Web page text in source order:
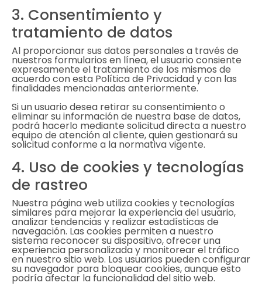
3. Consentimiento y
tratamiento de datos
Al proporcionar sus datos personales a través de
nuestros formularios en línea, el usuario consiente
expresamente el tratamiento de los mismos de
acuerdo con esta Política de Privacidad y con las
finalidades mencionadas anteriormente.
Si un usuario desea retirar su consentimiento o
eliminar su información de nuestra base de datos,
podrá hacerlo mediante solicitud directa a nuestro
equipo de atención al cliente, quien gestionará su
solicitud conforme a la normativa vigente.
4. Uso de cookies y tecnologías
de rastreo
Nuestra página web utiliza cookies y tecnologías
similares para mejorar la experiencia del usuario,
analizar tendencias y realizar estadísticas de
navegación. Las cookies permiten a nuestro
sistema reconocer su dispositivo, ofrecer una
experiencia personalizada y monitorear el tráfico
en nuestro sitio web. Los usuarios pueden configurar
su navegador para bloquear cookies, aunque esto
podría afectar la funcionalidad del sitio web.